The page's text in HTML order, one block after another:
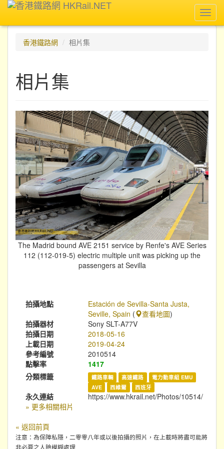
香港鐵路網
相片集
相片集
The Madrid bound AVE 2151 service by Renfe's AVE Series
112 (112-019-5) electric multiple unit was picking up the
passengers at Sevilla
拍攝地點
Estación de Sevilla-Santa Justa,
Seville, Spain ( 查看地圖)
拍攝器材
Sony SLT-A77V
拍攝日期
2018-05-16
上載日期
2019-04-24
參考編號
2010514
點擊率
1417
分類標籤
鐵路車輛 高速鐵路
電力動車組 EMU
AVE
西維爾 西班牙
永久連結
https://www.hkrail.net/Photos/10514/
» 更多相關相片
« 返回前頁
注意：為保障私隱，二零零八年或以後拍攝的照片，在上載時將盡可能將
非必要之人臉模糊處理